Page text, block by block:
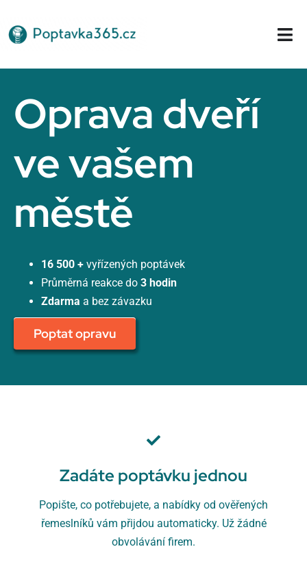
na
obsah
Oprava dveří
ve vašem
městě
16 500 + vyřízených poptávek
Průměrná reakce do 3 hodin
Zdarma a bez závazku
Poptat opravu
Zadáte poptávku jednou
Popište, co potřebujete, a nabídky od ověřených
řemeslníků vám přijdou automaticky. Už žádné
obvolávání firem.